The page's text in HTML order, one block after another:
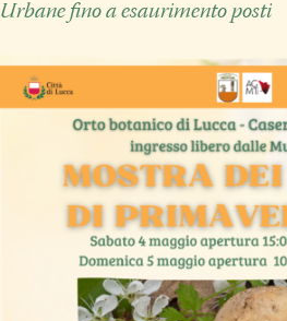
Urbane fino a esaurimento posti